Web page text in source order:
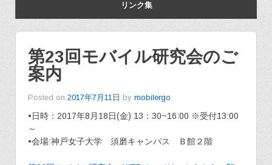
リンク集
第23回モバイル研究会のご
案内
Posted on 2017年7月11日 by mobilergo
•日時：2017年8月18日(金) 13：30~16:00 ※受付13:00
～
•会場:神戸女子大学 須磨キャンパス Ｂ館２階